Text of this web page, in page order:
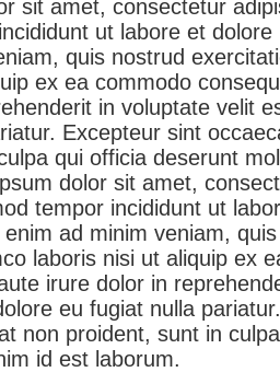
sit amet, consectetur
ut labore et
quis nostrud
ex ea commodo
in voluptate velit
Excepteur sint
qui officia deserunt
dolor sit amet,
tempor incididunt ut
ad minim veniam,
laboris nisi ut aliquip ex
irure dolor in
eu fugiat nulla
non proident, sunt in
id est laborum.